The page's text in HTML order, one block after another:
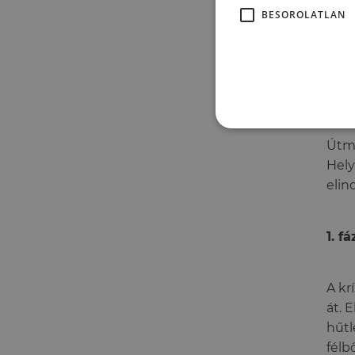
1.
A
át.
BESOROLATLAN